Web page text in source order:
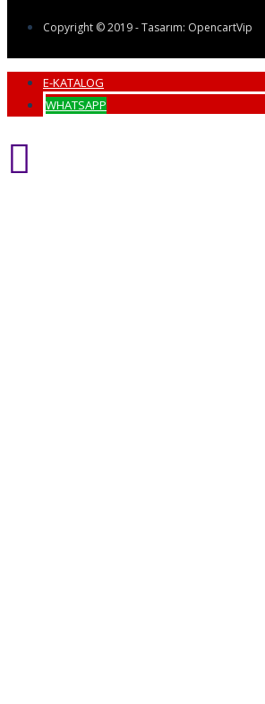
Copyright © 2019 - Tasarım: OpencartVip
E-KATALOG
WHATSAPP